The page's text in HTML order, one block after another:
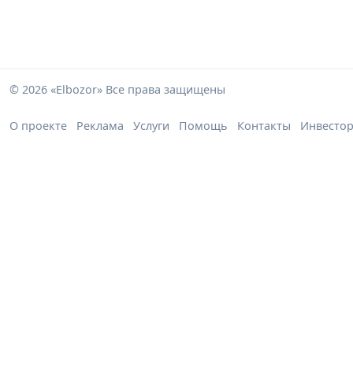
© 2026 «Elbozor» Все права защищены
О проекте Реклама Услуги Помощь Контакты